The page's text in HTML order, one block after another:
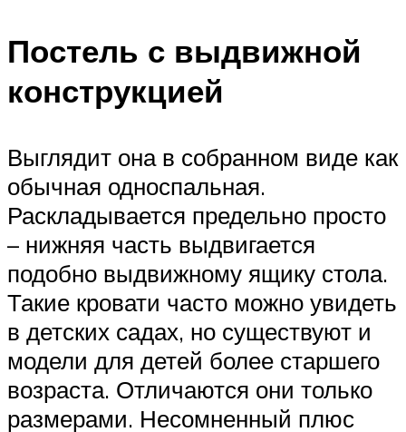
Постель с выдвижной
конструкцией
Выглядит она в собранном виде как
обычная односпальная.
Раскладывается предельно просто
– нижняя часть выдвигается
подобно выдвижному ящику стола.
Такие кровати часто можно увидеть
в детских садах, но существуют и
модели для детей более старшего
возраста. Отличаются они только
размерами. Несомненный плюс